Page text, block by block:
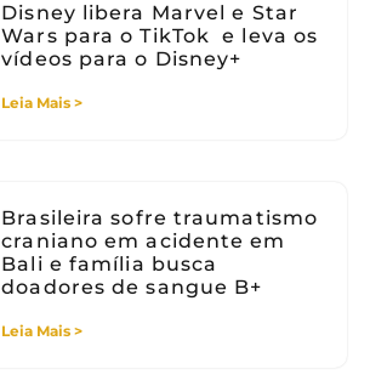
Disney libera Marvel e Star
Wars para o TikTok e leva os
vídeos para o Disney+
Leia Mais >
Brasileira sofre traumatismo
craniano em acidente em
Bali e família busca
doadores de sangue B+
Leia Mais >